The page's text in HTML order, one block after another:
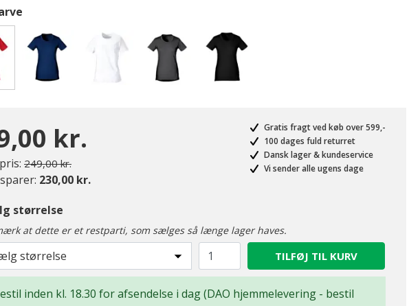
kr.
Pris nedsat fra
249,00 kr.til
230,00 kr.
Gratis fragt ved køb over 599,-
100 dages fuld returret
Dansk lager & kundeservice
Vi sender alle ugens dage
størrelse
at dette er et restparti, som sælges så længe lager haves.
størrelse TILFØJ TIL KURV
inden kl. 18.30 for afsendelse i dag (DAO hjemmelevering - bestil